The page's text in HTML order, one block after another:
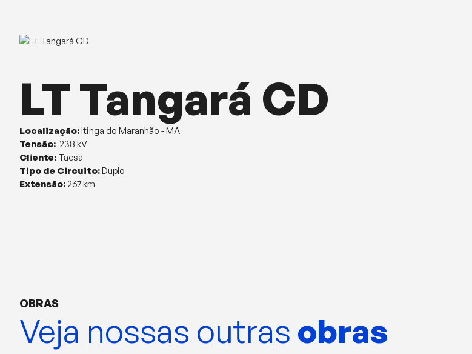
LT Tangará CD
Localização:Itinga do Maranhão - MA
Tensão: 238 kV
Cliente: Taesa
Tipo de Circuito:Duplo
Extensão: 267 km
OBRAS
Veja nossas outras obras